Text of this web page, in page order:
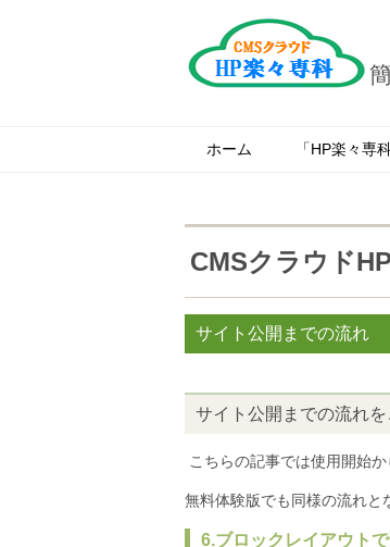
ホーム 「HP楽々専
CMSクラウド
サイト公開までの流れ
サイト公開までの流れ
こちらの記事では使用開始
無料体験版でも同様の流れと
6.ブロックレイアウト